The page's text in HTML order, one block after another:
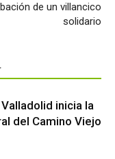
de un villancico
solidario
inicia la
del Camino Viejo